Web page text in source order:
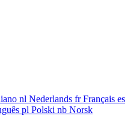
nl Nederlands frFrançais es
pl Polski nb Norsk